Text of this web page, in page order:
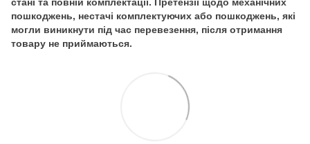
пошкоджень, нестачі комплектуючих або пошкоджень, які
могли виникнути під час перевезення, після отримання
товару не приймаються.